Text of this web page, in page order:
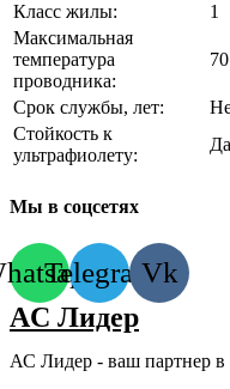
Класс жилы:
1
Максимальная
температура
проводника:
70
Срок службы, лет:
Стойкость к
ультрафиолету:
Да
Мы в соцсетях
TelegramVk
AC Лидер
АС Лидер - ваш партнер в